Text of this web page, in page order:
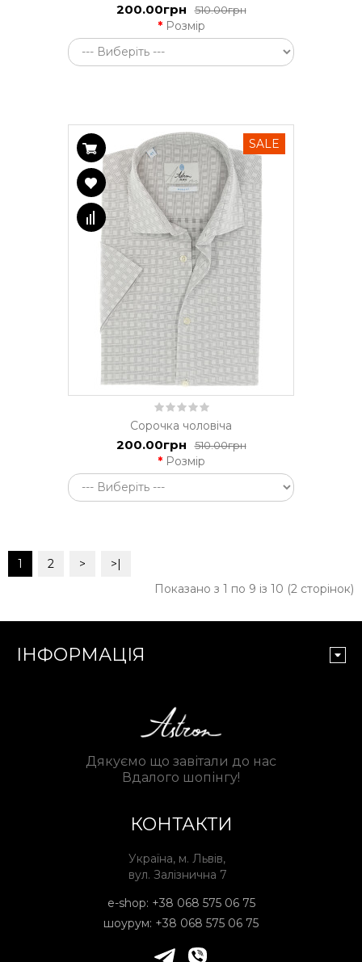
200.00грн 510.00грн
Розмір
SALE
Сорочка чоловіча
200.00грн 510.00грн
Розмір
1 2 >
>|
Показано з 1 по 9 із 10 (2 сторінок)
ІНФОРМАЦІЯ
Дякуємо що завітали до нас
Вдалого шопінгу!
КОНТАКТИ
Україна, м. Львів,
вул. Залізнична 7
e-shop: +38 068 575 06 75
шоурум: +38 068 575 06 75